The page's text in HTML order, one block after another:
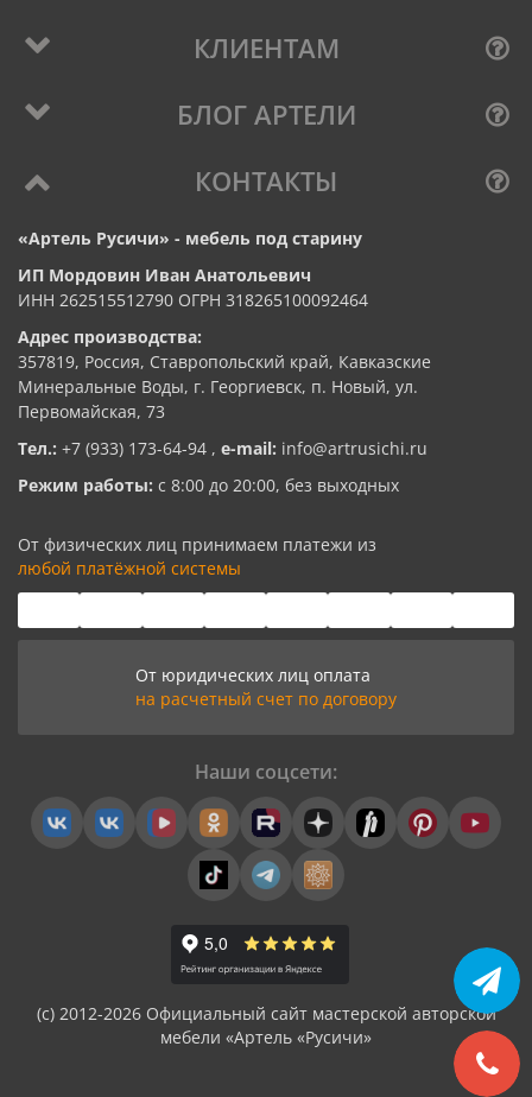
КЛИЕНТАМ
БЛОГ АРТЕЛИ
КОНТАКТЫ
«Артель Русичи» - мебель под старину
ИП Мордовин Иван Анатольевич
ИНН 262515512790 ОГРН 318265100092464
Адрес производства:
357819, Россия, Ставропольский край, Кавказские
Минеральные Воды, г. Георгиевск, п. Новый, ул.
Первомайская, 73
Тел.: +7 (933) 173-64-94 , e-mail: info@artrusichi.ru
Режим работы: с 8:00 до 20:00, без выходных
От физических лиц принимаем платежи из
любой платёжной системы
От юридических лиц оплата
на расчетный счет по договору
(с) 2012-2026 Официальный сайт мастерской авторской
мебели «Артель «Русичи»
Наши соцсети: